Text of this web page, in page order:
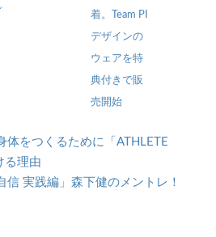
着。Team PI
デザインの
ウェアを特
典付きで販
売開始
体をつくるために「ATHLETE
る理由
信 実践編」森下健のメントレ！